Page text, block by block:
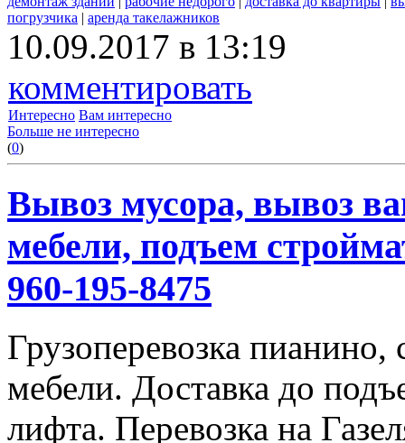
погрузчика | аренда такелажников
10.09.2017 в 13:19
комментировать
Интересно Вам интересно
Больше не интересно
(0)
Вывоз мусора, вывоз
мебели, подъем
960-195-8475
Грузоперевозка
мебели. Доставка до
лифта. Перевозка на